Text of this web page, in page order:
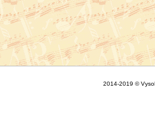
2014-2019 ©